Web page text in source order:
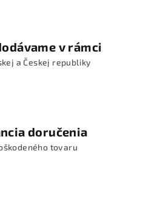
v
ý
v rámci
a Českej republiky
doručenia
tovaru